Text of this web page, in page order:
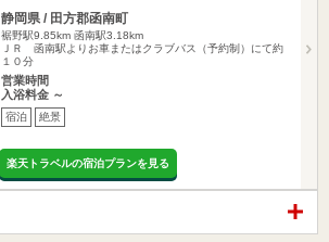
静岡県 / 田方郡函南町
裾野駅9.85km 函南駅3.18km
ＪＲ 函南駅よりお車またはクラブバス（予約制）にて約
１０分
営業時間
入浴料金 ～
宿泊 絶景
楽天トラベルの宿泊プランを見る